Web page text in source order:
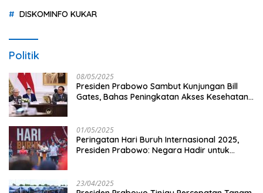
DISKOMINFO KUKAR
Politik
08/05/2025
Presiden Prabowo Sambut Kunjungan Bill
Gates, Bahas Peningkatan Akses Kesehatan
01/05/2025
Peringatan Hari Buruh Internasional 2025,
Presiden Prabowo: Negara Hadir untuk
23/04/2025